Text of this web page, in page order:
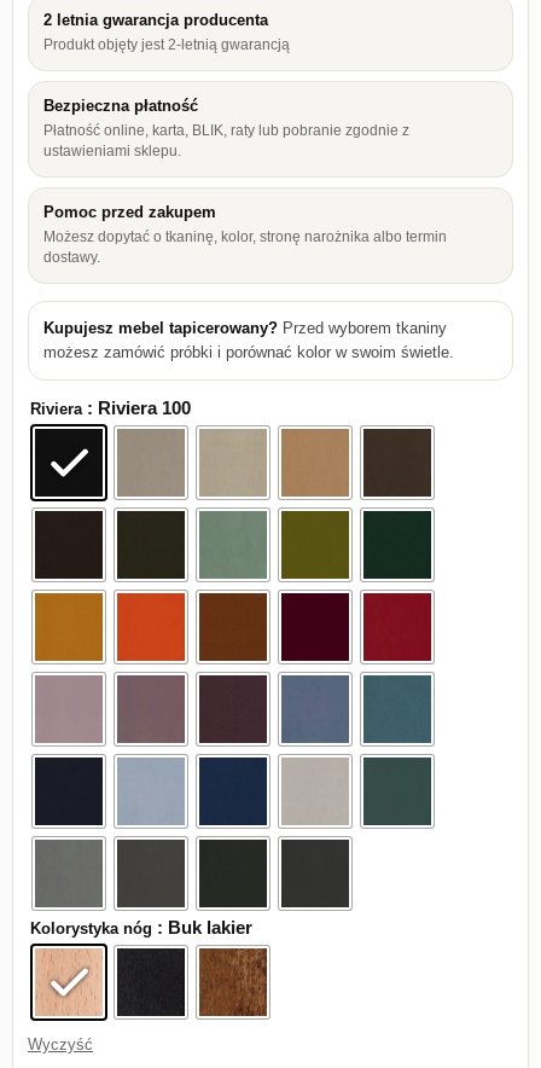
2 letnia gwarancja producenta
Produkt objęty jest 2-letnią gwarancją
Bezpieczna płatność
Płatność online, karta, BLIK, raty lub pobranie zgodnie z
ustawieniami sklepu.
Pomoc przed zakupem
Możesz dopytać o tkaninę, kolor, stronę narożnika albo termin
dostawy.
Kupujesz mebel tapicerowany? Przed wyborem tkaniny
możesz zamówić próbki i porównać kolor w swoim świetle.
Riviera : Riviera 100
Kolorystyka nóg : Buk lakier
Wyczyść